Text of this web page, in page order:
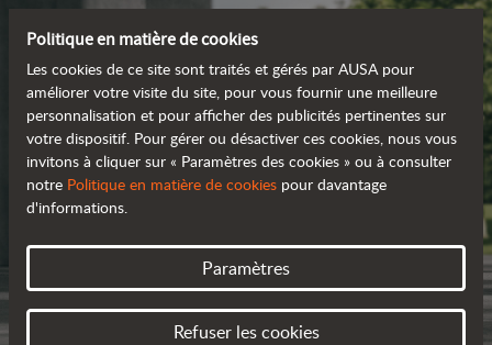
Politique en matière de cookies
Les cookies de ce site sont traités et gérés par AUSA pour
améliorer votre visite du site, pour vous fournir une meilleure
personnalisation et pour afficher des publicités pertinentes sur
votre dispositif. Pour gérer ou désactiver ces cookies, nous vous
invitons à cliquer sur « Paramètres des cookies » ou à consulter
notre Politique en matière de cookies pour davantage
d'informations.
Paramètres
Refuser les cookies